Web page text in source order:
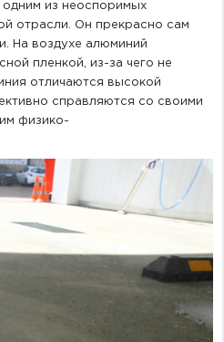
одним из неоспоримых
отрасли. Он прекрасно сам
На воздухе алюминий
пленкой, из-за чего не
отличаются высокой
справляются со своими
физико-